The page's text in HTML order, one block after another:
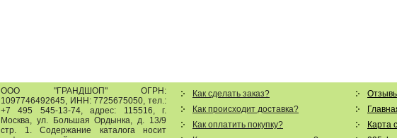
ООО "ГРАНДШОП"ОГРН:
1097746492645, ИНН: 7725675050, тел.:
+7 495 545-13-74,адрес: 115516,г.
Москва, ул. Большая Ордынка, д. 13/9
стр. 1. Содержание каталога носит
Как сделать заказ?
Как происходит доставка?
Как оплатить покупку?
Карта